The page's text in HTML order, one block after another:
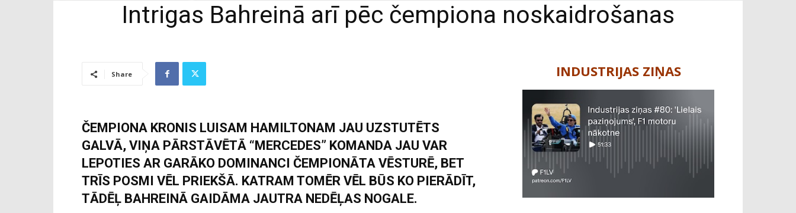
Intrigas Bahreinā arī pēc čempiona noskaidrošanas
Share
ČEMPIONA KRONIS LUISAM HAMILTONAM JAU UZSTUTĒTS
GALVĀ, VIŅA PĀRSTĀVĒTĀ “MERCEDES” KOMANDA JAU VAR
LEPOTIES AR GARĀKO DOMINANCI ČEMPIONĀTA VĒSTURĒ, BET
TRĪS POSMI VĒL PRIEKŠĀ. KATRAM TOMĒR VĒL BŪS KO PIERĀDĪT,
TĀDĒĻ BAHREINĀ GAIDĀMA JAUTRA NEDĒĻAS NOGALE.
INDUSTRIJAS ZIŅAS